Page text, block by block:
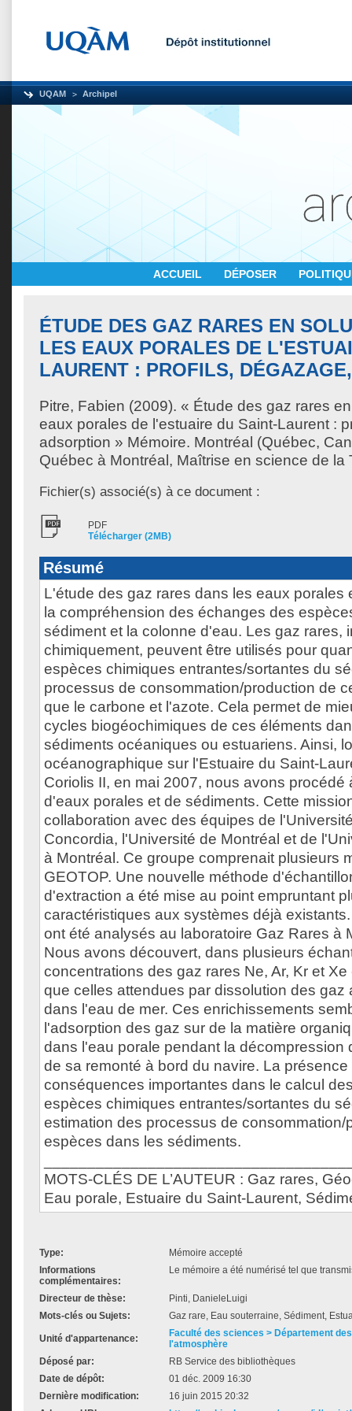
UQAM Archipel
ACCUEIL DÉPOSER
ÉTUDE DES GAZ RARES EN
LES EAUX PORALES DE
LAURENT : PROFILS,
Pitre, Fabien (2009). « Étude des gaz rares
eaux porales de l'estuaire du Saint-Laurent :
adsorption » Mémoire. Montréal (Québec,
Québec à Montréal, Maîtrise en science de la
Fichier(s) associé(s) à ce document :
PDF
Télécharger (2MB)
Résumé
L'étude des gaz rares dans les eaux porales
la compréhension des échanges des
sédiment et la colonne d'eau. Les gaz rares,
chimiquement, peuvent être utilisés pour
espèces chimiques entrantes/sortantes du
processus de consommation/production de
que le carbone et l'azote. Cela permet de
cycles biogéochimiques de ces éléments
sédiments océaniques ou estuariens. Ainsi,
océanographique sur l'Estuaire du Saint-
Coriolis II, en mai 2007, nous avons procédé
d'eaux porales et de sédiments. Cette
collaboration avec des équipes de
Concordia, l'Université de Montréal et de
à Montréal. Ce groupe comprenait plusieurs
GEOTOP. Une nouvelle méthode
d'extraction a été mise au point empruntant
caractéristiques aux systèmes déjà
ont été analysés au laboratoire Gaz Rares à
Nous avons découvert, dans plusieurs
concentrations des gaz rares Ne, Ar, Kr et
que celles attendues par dissolution des gaz
dans l'eau de mer. Ces enrichissements
l'adsorption des gaz sur de la matière
dans l'eau porale pendant la décompression
de sa remonté à bord du navire. La
conséquences importantes dans le calcul
espèces chimiques entrantes/sortantes du
estimation des processus de consommation/
espèces dans les sédiments.
MOTS-CLÉS DE L’AUTEUR : Gaz rares,
Eau porale, Estuaire du Saint-Laurent,
Type:
Mémoire accepté
Informations
complémentaires:
Le mémoire a été numérisé tel que
Directeur de thèse:
Pinti, DanieleLuigi
Mots-clés ou Sujets:
Gaz rare, Eau souterraine, Sédiment,
Unité d'appartenance:
Faculté des sciences > Département
l'atmosphère
Déposé par:
RB Service des bibliothèques
Date de dépôt:
01 déc. 2009 16:30
Dernière modification:
16 juin 2015 20:32